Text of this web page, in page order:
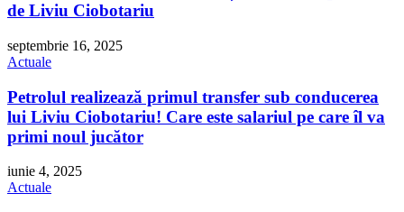
de Liviu Ciobotariu
septembrie 16, 2025
Actuale
Petrolul realizează primul transfer sub conducerea
lui Liviu Ciobotariu! Care este salariul pe care îl va
primi noul jucător
iunie 4, 2025
Actuale